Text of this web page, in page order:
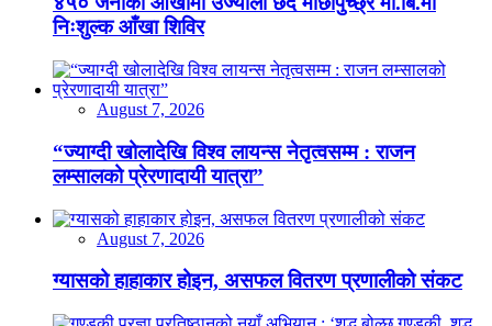
निःशुल्क आँखा शिविर
August 7, 2026
“ज्याग्दी खोलादेखि विश्व लायन्स नेतृत्वसम्म : राजन
लम्सालको प्रेरणादायी यात्रा”
August 7, 2026
ग्यासको हाहाकार होइन, असफल वितरण प्रणालीको संकट